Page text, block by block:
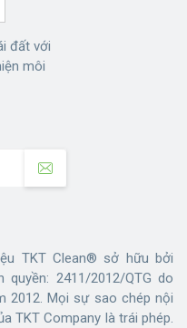
đất với
môi
TKT Clean® sở hữu bởi
2411/2012/QTG do
2012. Mọi sự sao chép nội
TKT Company là trái phép.